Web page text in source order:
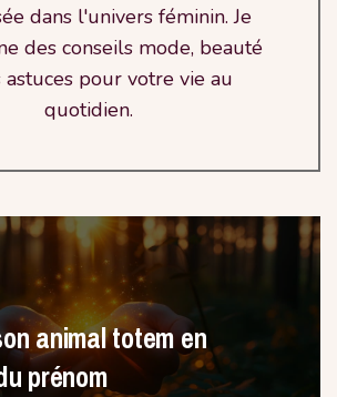
dans l'univers féminin. Je
des conseils mode, beauté
astuces pour votre vie au
quotidien.
animal totem en
prénom